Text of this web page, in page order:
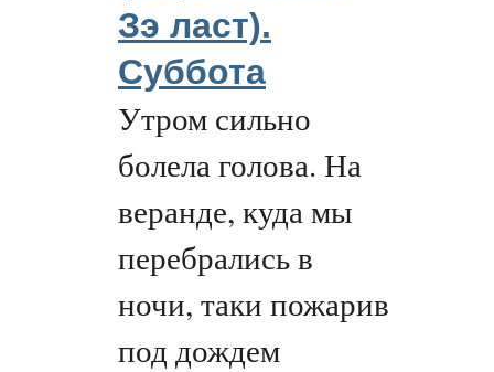
Зэ ласт).
Суббота
Утром сильно
болела голова. На
веранде, куда мы
перебрались в
ночи, таки пожарив
под дождем